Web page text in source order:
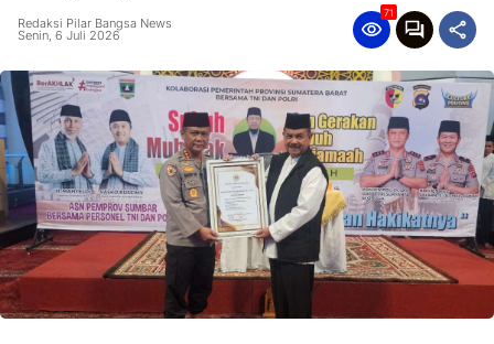
Redaksi Pilar Bangsa News
Senin, 6 Juli 2026
71